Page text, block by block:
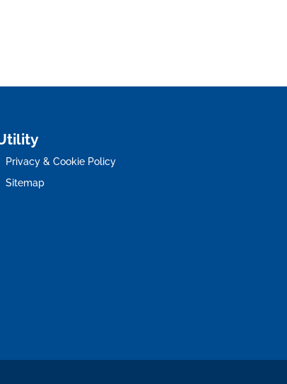
Privacy & Cookie Policy
Sitemap